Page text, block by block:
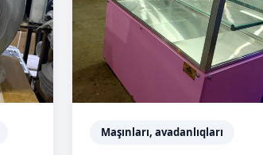
Maşınları, avadanlıqları